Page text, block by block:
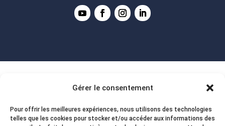
Gérer le consentement
Pour offrir les meilleures expériences, nous utilisons des technologies
telles que les cookies pour stocker et/ou accéder aux informations des